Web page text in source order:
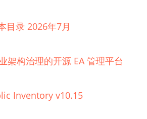
录 2026年7月
架构治理的开源 EA 管理平台
Inventory v10.15